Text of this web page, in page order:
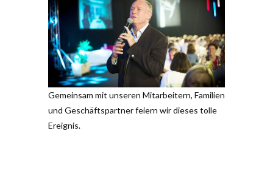
Gemeinsam mit unseren Mit­ar­beitern, Familien
und Geschäfts­partner feiern wir dieses tolle
Ereignis.